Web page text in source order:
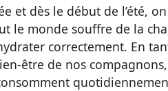
et dès le début de l’été,
le monde souffre de la
correctement. En
être de nos